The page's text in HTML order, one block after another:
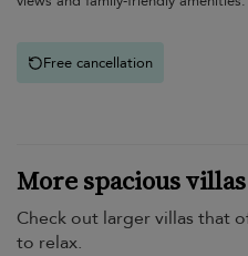
Free cancellation
More spacious villas
Check out larger villas that
to relax.